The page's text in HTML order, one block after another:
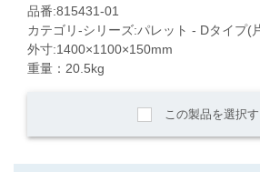
品番:815431-01
カテゴリ-シリーズ:パレット - Dタイプ(
外寸:1400×1100×150mm
重量：20.5kg
この製品を選択